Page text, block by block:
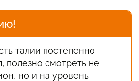
талии постепенно
полезно смотреть не
но и на уровень